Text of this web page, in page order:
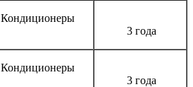
Кондиционеры
3 года
Кондиционеры
3 года